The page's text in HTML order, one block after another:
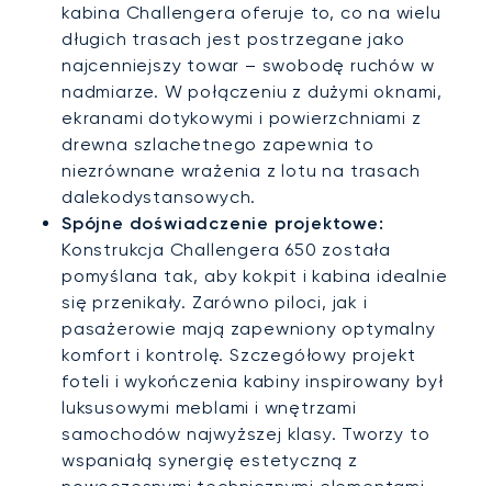
kabina Challengera oferuje to, co na wielu
długich trasach jest postrzegane jako
najcenniejszy towar – swobodę ruchów w
nadmiarze. W połączeniu z dużymi oknami,
ekranami dotykowymi i powierzchniami z
drewna szlachetnego zapewnia to
niezrównane wrażenia z lotu na trasach
dalekodystansowych.
Spójne doświadczenie projektowe:
Konstrukcja Challengera 650 została
pomyślana tak, aby kokpit i kabina idealnie
się przenikały. Zarówno piloci, jak i
pasażerowie mają zapewniony optymalny
komfort i kontrolę. Szczegółowy projekt
foteli i wykończenia kabiny inspirowany był
luksusowymi meblami i wnętrzami
samochodów najwyższej klasy. Tworzy to
wspaniałą synergię estetyczną z